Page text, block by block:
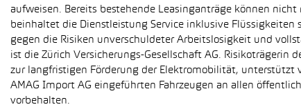
aufweisen. Bereits bestehende Leasinganträge können
beinhaltet die Dienstleistung Service inklusive Flüssigkeiten
gegen die Risiken unverschuldeter Arbeitslosigkeit und
ist die Zürich Versicherungs-Gesellschaft AG. Risikoträgerin
zur langfristigen Förderung der Elektromobilität, unterstützt
AMAG Import AG eingeführten Fahrzeugen an allen
vorbehalten.